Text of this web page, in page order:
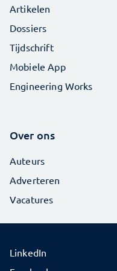
Artikelen
Dossiers
Tijdschrift
Mobiele App
Engineering Works
Over ons
Auteurs
Adverteren
Vacatures
LinkedIn